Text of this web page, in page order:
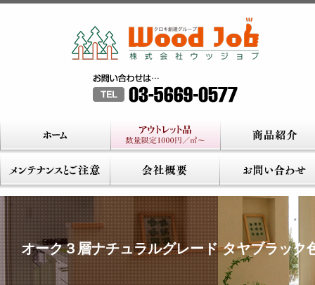
オーク３層ナチュラルグレード タヤブラック